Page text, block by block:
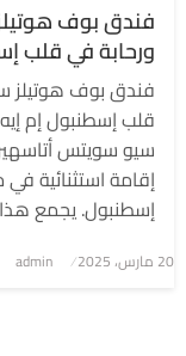
فندق بوف
ورحابة في قلب
فندق بوف هوتيلز
قلب إسطنبول إم
سيو سويتس
إقامة استثنائية
إسطنبول. يجمع
نُشر
20 مارس، 2025 admin